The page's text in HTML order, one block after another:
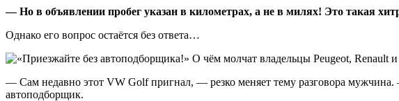
— Но в объявлении пробег указан в километрах, а не в милях! Это такая
Однако его вопрос остаётся без ответа…
— Сам недавно этот VW Golf пригнал, — резко меняет тему разговора
автоподборщик.